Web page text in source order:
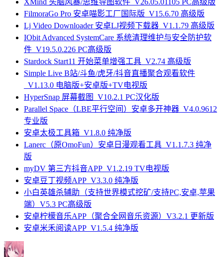
FilmoraGo Pro 安卓喵影工厂国际版_V15.6.70 高级版
Lj Video Downloader 安卓LJ视频下载器_V1.1.79 高级版
IObit Advanced SystemCare 系统清理维护与安全防护软
件_V19.5.0.226 PC高级版
Stardock Start11 开始菜单增强工具_V2.74 高级版
Simple Live B站/斗鱼/虎牙/抖音直播聚合观看软件
_V1.13.0 电脑版+安卓版+TV电视版
HyperSnap 屏幕截图_V10.2.1 PC汉化版
Parallel Space（LBE平行空间）安卓多开神器_V4.0.9612
专业版
安卓太极工具箱_V1.8.0 纯净版
Lanerc（原OmoFun）安卓日漫观看工具_V1.1.7.3 纯净
版
myDV 第三方抖音APP_V1.2.19 TV电视版
安卓豆丁视频APP_V3.3.0 纯净版
小白英雄杀辅助（支持世界模式挖矿/支持PC,安卓,苹果
端）V5.3 PC高级版
安卓柠檬音乐APP（聚合全网音乐资源）V3.2.1 更新版
安卓米禾阅读APP_V1.5.4 纯净版